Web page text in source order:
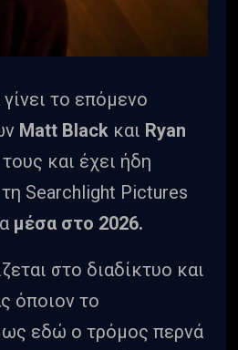
το επόμενο
Matt Black και Ryan
και έχει ήδη
Searchlight Pictures
μέσα στο 2026.
στο διαδίκτυο και
όποιον το
εδώ ο τρόμος περνά